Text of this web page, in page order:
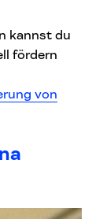
kannst du
fördern
von